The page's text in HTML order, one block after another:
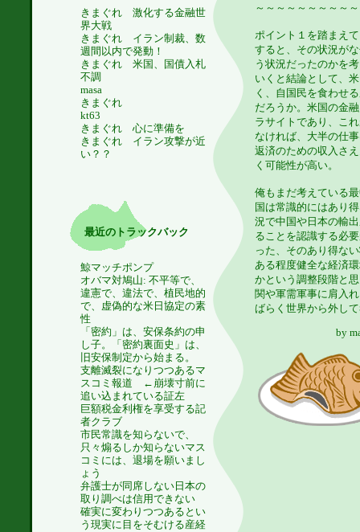
きまぐれ 激化する金融世
界大戦
きまぐれ イラン制裁、数
週間以内で発動！
きまぐれ 米国、国債入札
不調
masa
きまぐれ
kt63
きまぐれ 心に準備を
きまぐれ イラン攻撃が近
い？？
最近のトラックバック
鯨マッチポンプ
オバマ対鳩山: 不平等で、
違憲で、違法で、植民地的
で、虚偽的な米日協定の素
性
「密約」は、安保条約の申
し子。「密約裏面史」は、
旧安保制定から始まる。
支離滅裂になりつつあるマ
スコミ報道 ←崩壊寸前に
追い込まれている証左
巨額税金利権を享受する記
者クラブ
市民常識を知らないで、
只々煽るしか知らないマス
コミには、退場を願いまし
ょう
弁護士が同席しない日本の
取り調べは信用できない
確実に変わりつつあるとい
う現実に目をそむける産経
～～～～～～～～～
ポイント１を踏まえ
すると、その状況が
う状況だったのかを
いくと結論として、
く、自国民を食わせ
だろうか。米国の金
ラサイトであり、こ
なければ、大半の仕
返済のための収入さ
く可能性が高い。
俺もまだ考えている
国は常識的にはあり
況で中国や日本の輸
ることを認識する必
った、そのあり得な
ある程度健全な経済
かという調整段階と
関や軍需軍事に肩入
ばらく世界から外し
by